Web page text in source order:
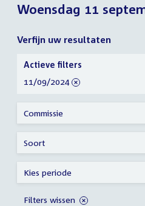
Woensdag 11
Verfijn uw resultaten
Verfijn
uw
resultaten
Actieve filters
verwijder
11/09/2024
Commissie
Soort
Kies periode
Filters wissen